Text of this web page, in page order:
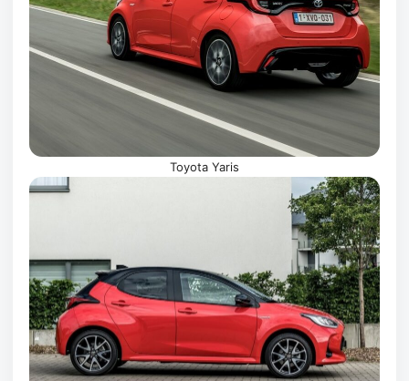
Toyota Yaris